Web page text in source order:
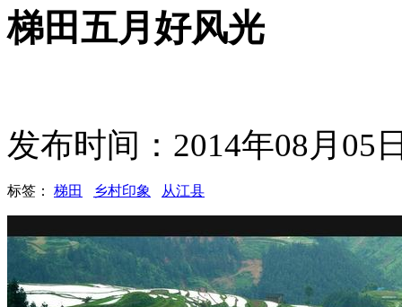
梯田五月好风光
发布时间：2014年08月05
标签： 梯田 乡村印象 从江县